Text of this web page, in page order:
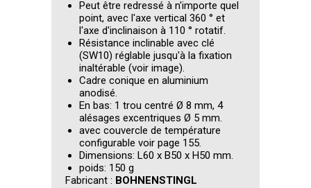
Peut être redressé à n'importe quel
point, avec l'axe vertical 360 ° et
l'axe d'inclinaison à 110 ° rotatif.
Résistance inclinable avec clé
(SW10) réglable jusqu'à la fixation
inaltérable (voir image).
Cadre conique en aluminium
anodisé.
En bas: 1 trou centré Ø 8 mm, 4
alésages excentriques Ø 5 mm.
avec couvercle de température
configurable voir page 155.
Dimensions: L60 x B50 x H50 mm.
poids: 150 g
Fabricant : BOHNENSTINGL